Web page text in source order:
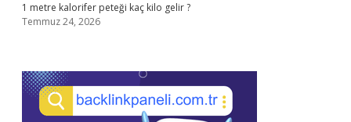
1 metre kalorifer peteği kaç kilo gelir ?
Temmuz 24, 2026